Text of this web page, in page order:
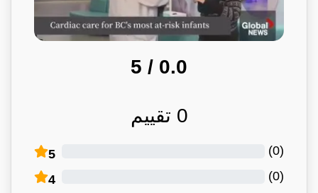
0.0
/ 5
0 تقييم
5 (
0
)
4 (
0
)